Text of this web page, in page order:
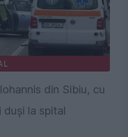
din Sibiu, cu
la spital